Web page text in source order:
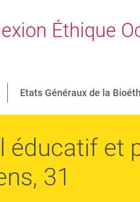
Éthique
Etats Généraux de la
éducatif et
31